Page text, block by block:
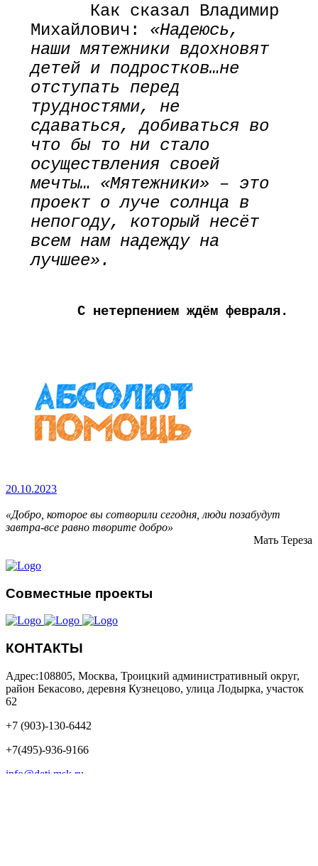
Как сказал Владимир
Михайлович: «Надеюсь,
наши мятежники вдохновят
детей и подростков…не
отступать перед
трудностями, не
сдаваться, добиваться во
что бы то ни стало
осуществления своей
мечты… «Мятежники» – это
проект о луче солнца в
непогоду, который несёт
всем нам надежду на
лучшее».
С нетерпением ждём февраля.
20.10.2023
«Добро, которое вы сотворили сегодня, люди позабудут
завтра-все равно творите добро»
Мать Тереза
Совместные проекты
КОНТАКТЫ
Адрес:108805, Москва, Троицкий административный округ,
район Бекасово, деревня Кузнецово, улица Лодырка, участок
62
+7 (903)-130-6442
+7(495)-936-9166
info@deti.msk.ru